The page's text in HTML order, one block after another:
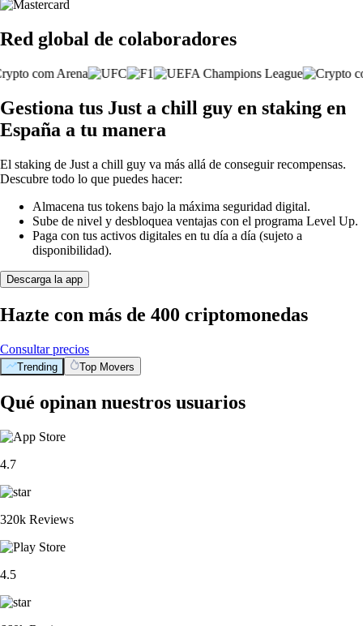
Red global de colaboradores
Gestiona tus Just a chill guy en staking en
España a tu manera
El staking de Just a chill guy va más allá de conseguir recompensas.
Descubre todo lo que puedes hacer:
Almacena tus tokens bajo la máxima seguridad digital.
Sube de nivel y desbloquea ventajas con el programa Level Up.
Paga con tus activos digitales en tu día a día (sujeto a
disponibilidad).
Descarga la app
Hazte con más de 400 criptomonedas
Consultar precios
Trending Top Movers
Qué opinan nuestros usuarios
4.7
320k Reviews
4.5